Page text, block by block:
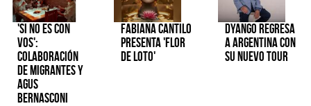
'Si No Es Con
Vos':
colaboración
de Migrantes y
Agus
Bernasconi
Fabiana Cantilo
presenta 'Flor
de Loto'
Dyango regresa
a Argentina con
su nuevo tour